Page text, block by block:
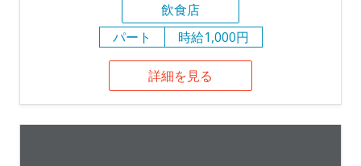
飲食店
パート
時給1,000円
詳細を見る